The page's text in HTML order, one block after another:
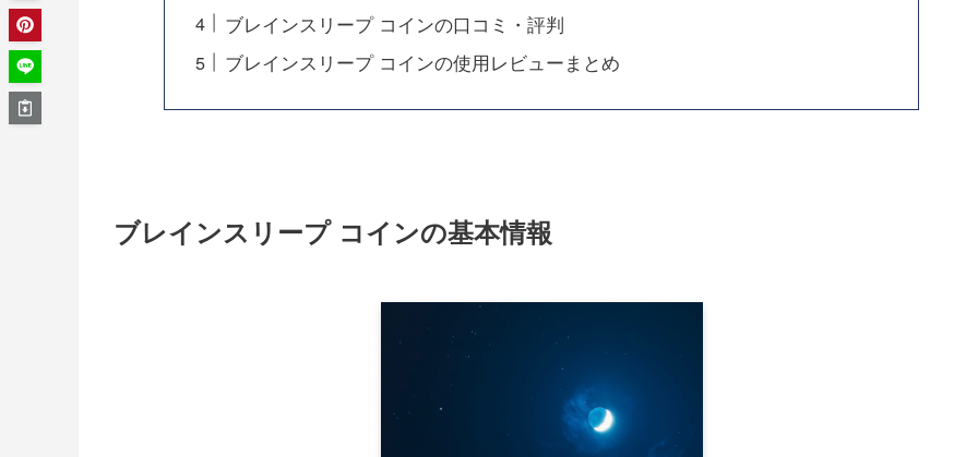
ブレインスリープ コインの口コミ・評判
ブレインスリープ コインの使用レビューまとめ
ブレインスリープ コインの基本情報